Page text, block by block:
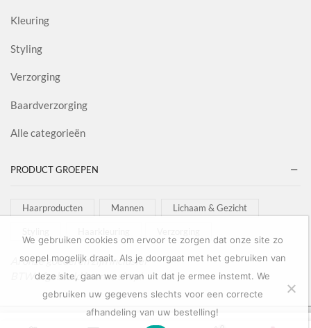
Kleuring
Styling
Verzorging
Baardverzorging
Alle categorieën
PRODUCT GROEPEN
Haarproducten Mannen Lichaam & Gezicht
Al onze goederen zijn inclusief
BTW afgebeeld in onze shop!
Copyright © 2022Salon Goederen
We gebruiken cookies om ervoor te zorgen dat onze site zo
soepel mogelijk draait. Als je doorgaat met het gebruiken van
deze site, gaan we ervan uit dat je ermee instemt. We
gebruiken uw gegevens slechts voor een correcte
afhandeling van uw bestelling!